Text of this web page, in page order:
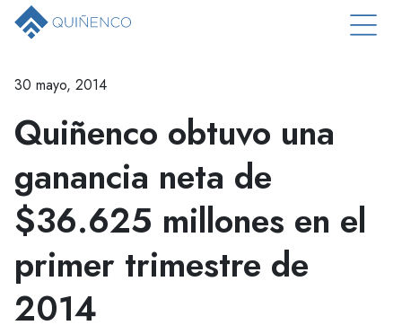
30 mayo, 2014
Quiñenco obtuvo una
ganancia neta de
$36.625 millones en el
primer trimestre de
2014